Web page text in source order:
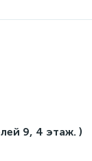
9, 4 этаж. )